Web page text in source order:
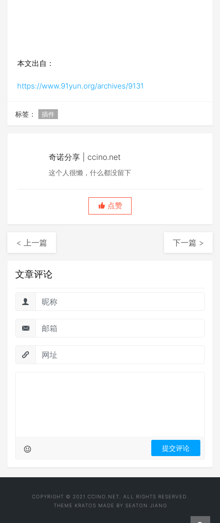
本文出自：
https://www.91yun.org/archives/9131
标签： 插件
奇诺分享 | ccino.net
这个人很懒，什么都没留下
点赞
< 上一篇 下一篇 >
文章评论
COPYRIGHT © 2021 CCINO.NET. ALL RIGHTS RESERVED.
THEME KRATOS MADE BY SEATON JIANG